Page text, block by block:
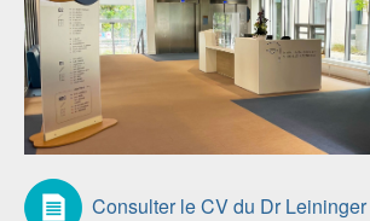
Consulter le CV du Dr Leininger